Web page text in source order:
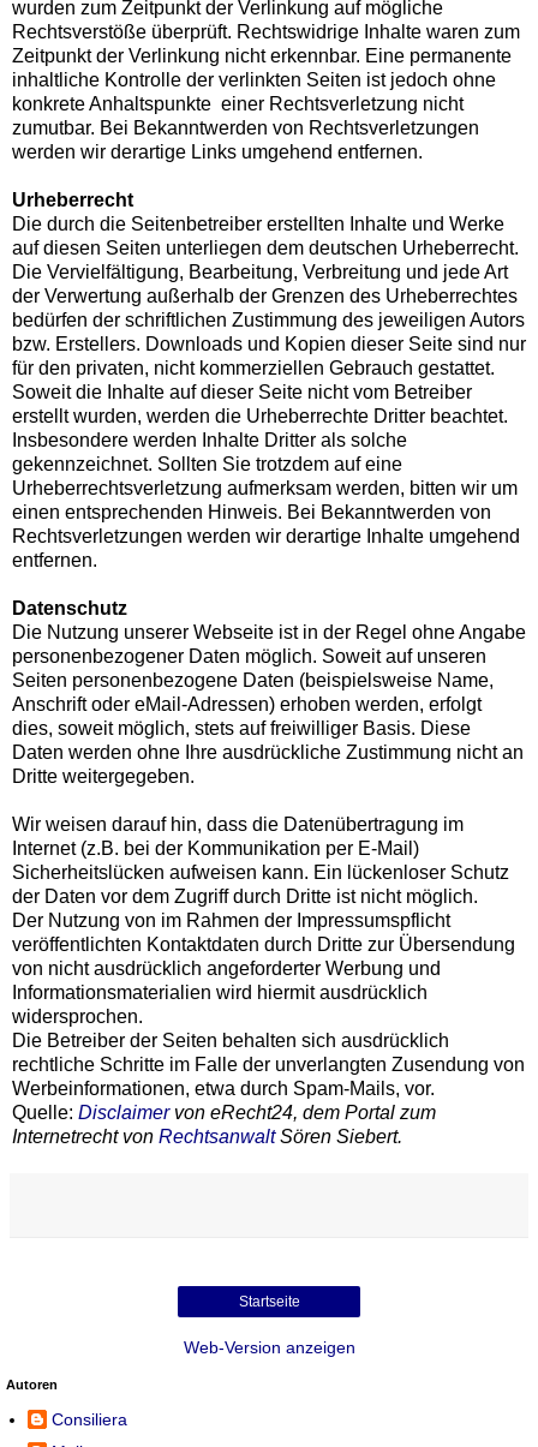
wurden zum Zeitpunkt der Verlinkung auf mögliche
Rechtsverstöße überprüft. Rechtswidrige Inhalte waren zum
Zeitpunkt der Verlinkung nicht erkennbar. Eine permanente
inhaltliche Kontrolle der verlinkten Seiten ist jedoch ohne
konkrete Anhaltspunkte einer Rechtsverletzung nicht
zumutbar. Bei Bekanntwerden von Rechtsverletzungen
werden wir derartige Links umgehend entfernen.
Urheberrecht
Die durch die Seitenbetreiber erstellten Inhalte und Werke
auf diesen Seiten unterliegen dem deutschen Urheberrecht.
Die Vervielfältigung, Bearbeitung, Verbreitung und jede Art
der Verwertung außerhalb der Grenzen des Urheberrechtes
bedürfen der schriftlichen Zustimmung des jeweiligen Autors
bzw. Erstellers. Downloads und Kopien dieser Seite sind nur
für den privaten, nicht kommerziellen Gebrauch gestattet.
Soweit die Inhalte auf dieser Seite nicht vom Betreiber
erstellt wurden, werden die Urheberrechte Dritter beachtet.
Insbesondere werden Inhalte Dritter als solche
gekennzeichnet. Sollten Sie trotzdem auf eine
Urheberrechtsverletzung aufmerksam werden, bitten wir um
einen entsprechenden Hinweis. Bei Bekanntwerden von
Rechtsverletzungen werden wir derartige Inhalte umgehend
entfernen.
Datenschutz
Die Nutzung unserer Webseite ist in der Regel ohne Angabe
personenbezogener Daten möglich. Soweit auf unseren
Seiten personenbezogene Daten (beispielsweise Name,
Anschrift oder eMail-Adressen) erhoben werden, erfolgt
dies, soweit möglich, stets auf freiwilliger Basis. Diese
Daten werden ohne Ihre ausdrückliche Zustimmung nicht an
Dritte weitergegeben.
Wir weisen darauf hin, dass die Datenübertragung im
Internet (z.B. bei der Kommunikation per E-Mail)
Sicherheitslücken aufweisen kann. Ein lückenloser Schutz
der Daten vor dem Zugriff durch Dritte ist nicht möglich.
Der Nutzung von im Rahmen der Impressumspflicht
veröffentlichten Kontaktdaten durch Dritte zur Übersendung
von nicht ausdrücklich angeforderter Werbung und
Informationsmaterialien wird hiermit ausdrücklich
widersprochen.
Die Betreiber der Seiten behalten sich ausdrücklich
rechtliche Schritte im Falle der unverlangten Zusendung von
Werbeinformationen, etwa durch Spam-Mails, vor.
Quelle: Disclaimervon eRecht24, dem Portal zum
Internetrecht von RechtsanwaltSören Siebert.
Startseite
Web-Version anzeigen
Autoren
Consiliera